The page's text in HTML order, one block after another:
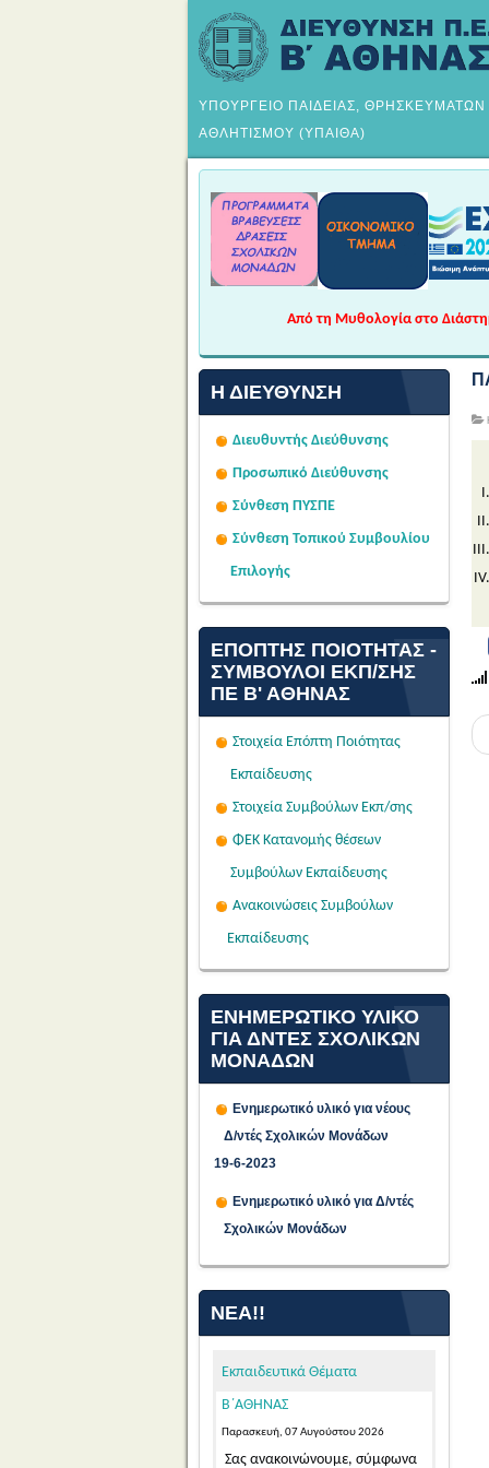
ΥΠΟΥΡΓΕΙΟ ΠΑΙΔΕΙΑΣ, ΘΡΗΣΚΕΥΜΑΤΩΝ
ΑΘΛΗΤΙΣΜΟΥ (ΥΠΑΙΘΑ)
Από τη Μυθολογία στο
Η ΔΙΕΎΘΥΝΣΗ
Διευθυντής Διεύθυνσης
Προσωπικό Διεύθυνσης
Σύνθεση ΠΥΣΠΕ
Σύνθεση Τοπικού Συμβουλίου
Επιλογής
ΕΠΌΠΤΗΣ ΠΟΙΌΤΗΤΑΣ -
ΣΎΜΒΟΥΛΟΙ ΕΚΠ/ΣΗΣ
ΠΕ Β' ΑΘΉΝΑΣ
Στοιχεία Επόπτη Ποιότητας
Εκπαίδευσης
Στοιχεία Συμβούλων Εκπ/σης
ΦΕΚ Κατανομής θέσεων
Συμβούλων Εκπαίδευσης
Ανακοινώσεις Συμβούλων
Εκπαίδευσης
ΕΝΗΜΕΡΩΤΙΚΟ ΥΛΙΚΟ
ΓΙΑ ΔΝΤΕΣ ΣΧΟΛΙΚΩΝ
ΜΟΝΑΔΩΝ
Ενημερωτικό υλικό για νέους
Δ/ντές Σχολικών Μονάδων
19-6-2023
Ενημερωτικό υλικό για Δ/ντές
Σχολικών Μονάδων
ΝΈΑ!!
Εκπαιδευτικά Θέματα
ΠΡΟΣΩΡΙΝΕΣ ΤΟΠΟΘΕΤΗΣΕΙΣ
ΑΠΟΣΠΑΣΜΕΝΩΝ ΑΠΟ ΑΛΛΑ
ΠΥΣΠΕ/ΠΥΣΔΕ ΣΤΟ ΠΥΣΠΕ
Β΄ΑΘΗΝΑΣ
Σας ανακοινώνουμε, σύμφωνα
με την αριθμ. 15/7-8-2026 Πράξη
του Π.Υ.Σ.Π.Ε. Β΄ Αθήνας,...
More...